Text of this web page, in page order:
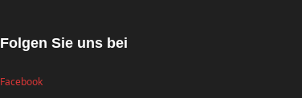
Folgen Sie uns bei
Facebook